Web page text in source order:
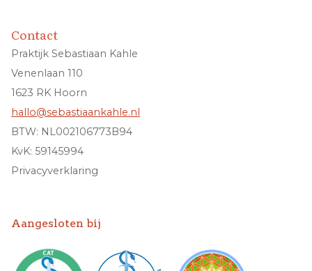
Contact
Praktijk Sebastiaan Kahle
Venenlaan 110
1623 RK Hoorn
hallo@sebastiaankahle.nl
BTW: NL002106773B94
KvK: 59145994
Privacyverklaring
Aangesloten bij